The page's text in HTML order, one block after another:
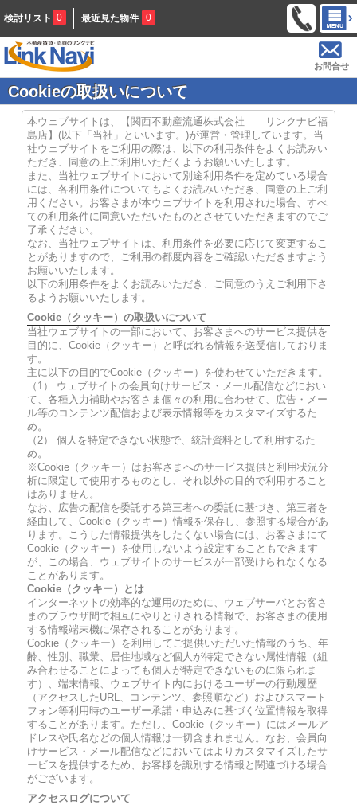
検討リスト 0 最近見た物件 0
お問合せ
Cookieの取扱いについて
本ウェブサイトは、【関西不動産流通株式会社 リンクナビ福
島店】(以下「当社」といいます。)が運営・管理しています。当
社ウェブサイトをご利用の際は、以下の利用条件をよくお読みい
ただき、同意の上ご利用いただくようお願いいたします。
また、当社ウェブサイトにおいて別途利用条件を定めている場合
には、各利用条件についてもよくお読みいただき、同意の上ご利
用ください。お客さまが本ウェブサイトを利用された場合、すべ
ての利用条件に同意いただいたものとさせていただきますのでご
了承ください。
なお、当社ウェブサイトは、利用条件を必要に応じて変更するこ
とがありますので、ご利用の都度内容をご確認いただきますよう
お願いいたします。
以下の利用条件をよくお読みいただき、ご同意のうえご利用下さ
るようお願いいたします。
Cookie（クッキー）の取扱いについて
当社ウェブサイトの一部において、お客さまへのサービス提供を
目的に、Cookie（クッキー）と呼ばれる情報を送受信しておりま
す。
主に以下の目的でCookie（クッキー）を使わせていただきます。
（1） ウェブサイトの会員向けサービス・メール配信などにおい
て、各種入力補助やお客さま個々の利用に合わせて、広告・メー
ル等のコンテンツ配信および表示情報等をカスタマイズするた
め。
（2） 個人を特定できない状態で、統計資料として利用するた
め。
※Cookie（クッキー）はお客さまへのサービス提供と利用状況分
析に限定して使用するものとし、それ以外の目的で利用すること
はありません。
なお、広告の配信を委託する第三者への委託に基づき、第三者を
経由して、Cookie（クッキー）情報を保存し、参照する場合があ
ります。こうした情報提供をしたくない場合には、お客さまにて
Cookie（クッキー）を使用しないよう設定することもできます
が、この場合、ウェブサイトのサービスが一部受けられなくなる
ことがあります。
Cookie（クッキー）とは
インターネットの効率的な運用のために、ウェブサーバとお客さ
まのブラウザ間で相互にやりとりされる情報で、お客さまの使用
する情報端末機に保存されることがあります。
Cookie（クッキー）を利用してご提供いただいた情報のうち、年
齢、性別、職業、居住地域など個人が特定できない属性情報（組
み合わせることによっても個人が特定できないものに限られま
す）、端末情報、ウェブサイト内におけるユーザーの行動履歴
（アクセスしたURL、コンテンツ、参照順など）およびスマート
フォン等利用時のユーザー承諾・申込みに基づく位置情報を取得
することがあります。ただし、Cookie（クッキー）にはメールア
ドレスや氏名などの個人情報は一切含まれません。なお、会員向
けサービス・メール配信などにおいてはよりカスタマイズしたサ
ービスを提供するため、お客様を識別する情報と関連づける場合
がございます。
アクセスログについて